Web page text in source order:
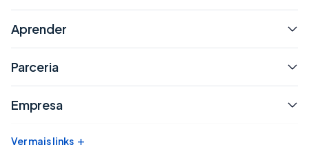
Aprender
Parceria
Empresa
Ver mais links +